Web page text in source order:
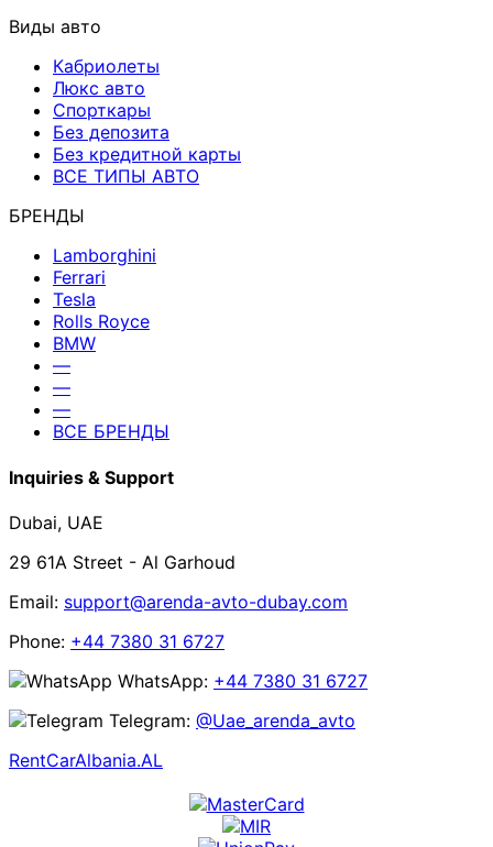
Виды авто
Кабриолеты
Люкс авто
Спорткары
Без депозита
Без кредитной карты
ВСЕ ТИПЫ АВТО
БРЕНДЫ
Lamborghini
Ferrari
Tesla
Rolls Royce
BMW
—
—
—
ВСЕ БРЕНДЫ
Inquiries & Support
Dubai, UAE
29 61A Street - Al Garhoud
Email: support@arenda-avto-dubay.com
Phone: +44 7380 31 6727
WhatsApp: +44 7380 31 6727
Telegram: @Uae_arenda_avto
RentCarAlbania.AL